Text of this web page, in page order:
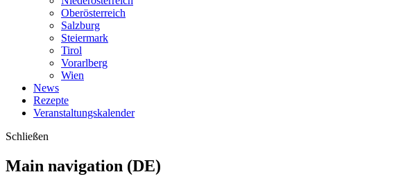
Oberösterreich
Salzburg
Steiermark
Tirol
Vorarlberg
Wien
News
Rezepte
Veranstaltungskalender
Schließen
Main navigation (DE)